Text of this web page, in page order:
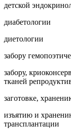
детской
диабетологии
диетологии
забору
забору,
тканей
заготовке,
изъятию и
трансплантации